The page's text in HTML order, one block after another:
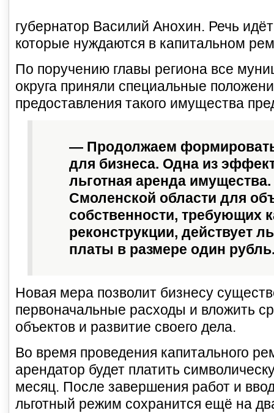
губернатор Василий Анохин. Речь
которые нуждаются в капитальном
По поручению главы региона все
округа приняли специальные
предоставления такого имущества
— Продолжаем
для бизнеса. Одна из
льготная аренда
Смоленской области для
собственности, требующих
реконструкции, действует
платы в размере один
Новая мера позволит бизнесу
первоначальные расходы и вложить
объектов и развитие своего дела.
Во время проведения капитального
арендатор будет платить
месяц. После завершения работ и
льготный режим сохранится ещё на